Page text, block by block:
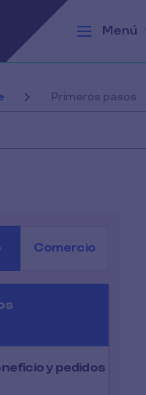
Menú
Primeros pasos
Comercio
y pedidos